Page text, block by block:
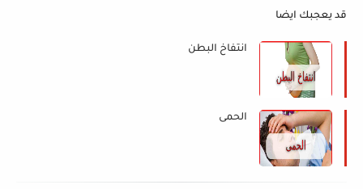
قد يعجبك ايضا
انتفاخ البطن
الحمى